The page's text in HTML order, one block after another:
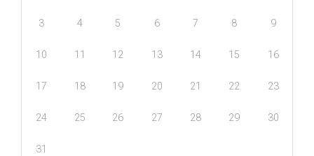
3 4 5 6 7 8 9
10 11 12 13 14 15 16
17 18 19 20 21 22 23
24 25 26 27 28 29 30
31